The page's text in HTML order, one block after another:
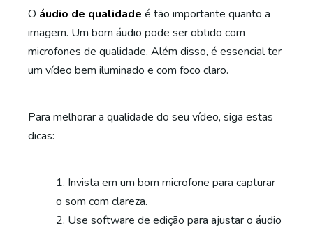
O áudio de qualidade é tão importante quanto a
imagem. Um bom áudio pode ser obtido com
microfones de qualidade. Além disso, é essencial ter
um vídeo bem iluminado e com foco claro.
Para melhorar a qualidade do seu vídeo, siga estas
dicas:
Invista em um bom microfone para capturar
o som com clareza.
Use software de edição para ajustar o áudio